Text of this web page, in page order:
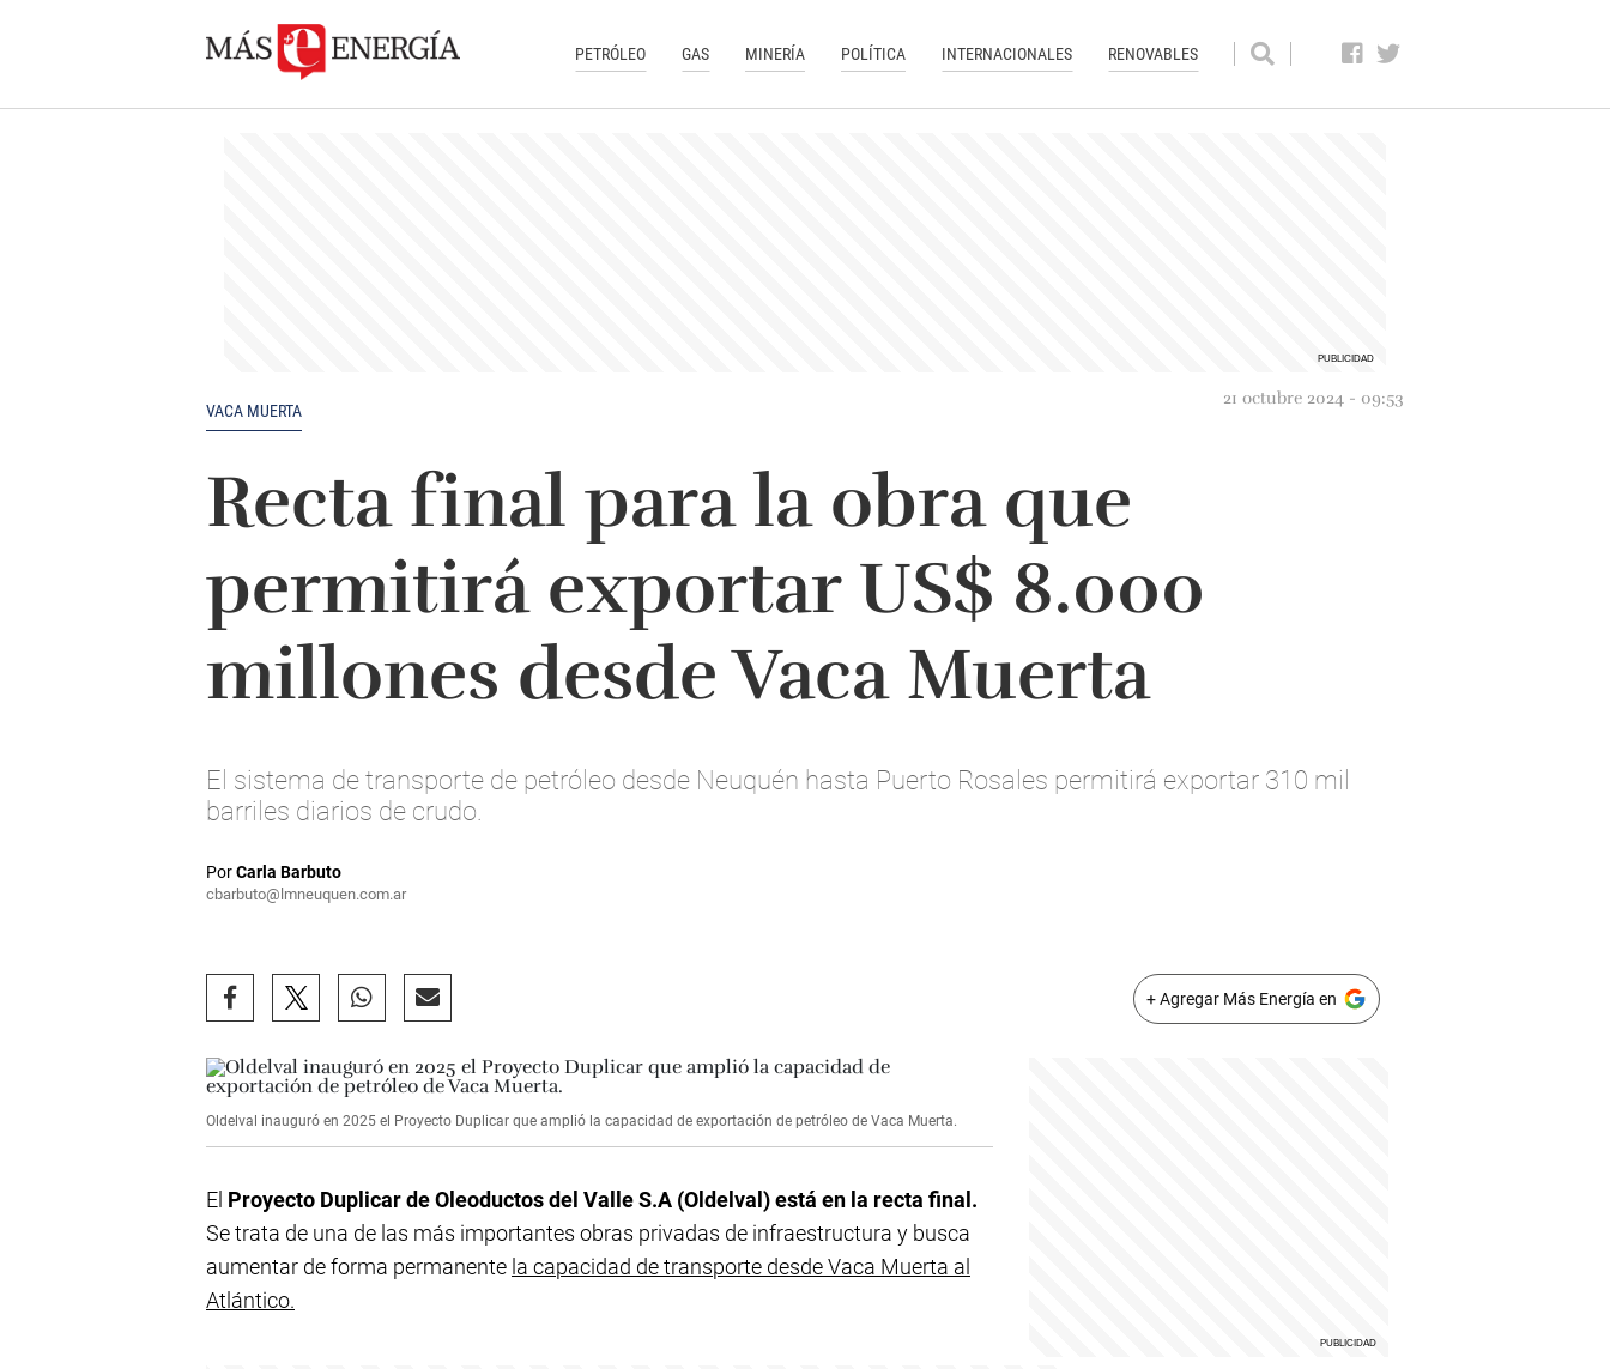
PETRÓLEO GAS MINERÍA POLÍTICA INTERNACIONALES RENOVABLES
VACA MUERTA
21 octubre 2024 - 09:53
Recta final para la obra que
permitirá exportar US$ 8.000
millones desde Vaca Muerta
El sistema de transporte de petróleo desde Neuquén hasta Puerto Rosales permitirá exportar 310 mil
barriles diarios de crudo.
PorCarla Barbuto
cbarbuto@lmneuquen.com.ar
+ Agregar Más Energía en
Oldelval inauguró en 2025 el Proyecto Duplicar que amplió la capacidad de exportación de petróleo de Vaca Muerta.
El Proyecto Duplicar de Oleoductos del Valle S.A (Oldelval) está en la recta final.
Se trata de una de las más importantes obras privadas de infraestructura y busca
aumentar de forma permanente la capacidad de transporte desde Vaca Muerta al
Atlántico.